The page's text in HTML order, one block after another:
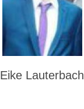
Eike Lauterbach